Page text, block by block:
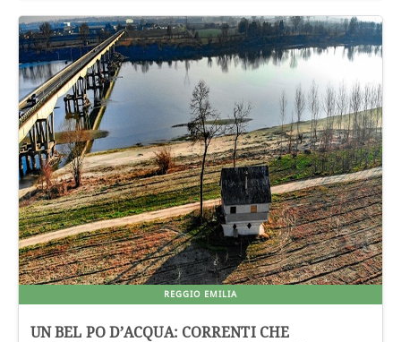
REGGIO EMILIA
UN BEL PO D’ACQUA: CORRENTI CHE